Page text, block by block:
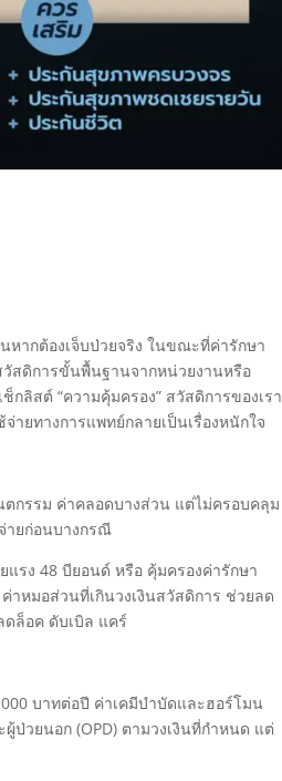
ากต้องเจ็บป่วยจริง ในขณะที่ค่ารักษา
สดิการขั้นพื้นฐานจากหน่วยงานหรือ
ลิสต์ “ความคุ้มครอง” สวัสดิการของเรา
ยทางการแพทย์กลายเป็นเรื่องหนักใจ
กรรม ค่าคลอดบางส่วน แต่ไม่ครอบคลุม
ายก่อนบางกรณี
แรง 48 บียอนด์ หรือ คุ้มครองค่ารักษา
าหมอส่วนที่เกินวงเงินสวัสดิการ ช่วยลด
ล็อค ดับเบิล แคร์
บาทต่อปี ค่าเคมีบำบัดและฮอร์โมน
ป่วยนอก (OPD) ตามวงเงินที่กำหนด แต่